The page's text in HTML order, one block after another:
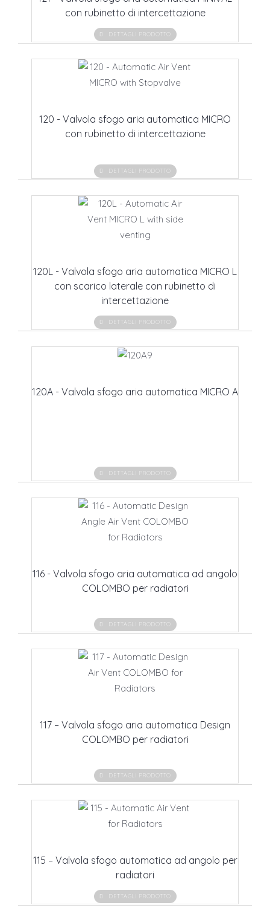
con rubinetto di intercettazione
DETTAGLI PRODOTTO
120 - Valvola sfogo aria automatica MICRO
con rubinetto di intercettazione
DETTAGLI PRODOTTO
120L - Valvola sfogo aria automatica MICRO L
con scarico laterale con rubinetto di
intercettazione
DETTAGLI PRODOTTO
120A - Valvola sfogo aria automatica MICRO A
DETTAGLI PRODOTTO
116 - Valvola sfogo aria automatica ad angolo
COLOMBO per radiatori
DETTAGLI PRODOTTO
117 – Valvola sfogo aria automatica Design
COLOMBO per radiatori
DETTAGLI PRODOTTO
115 – Valvola sfogo automatica ad angolo per
radiatori
DETTAGLI PRODOTTO